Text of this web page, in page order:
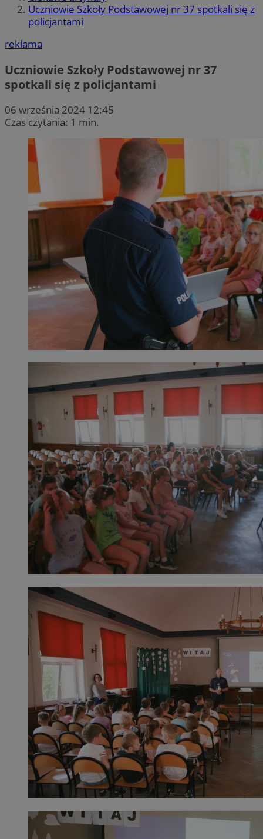
Uczniowie Szkoły Podstawowej nr 37 spotkali się z
policjantami
reklama
Uczniowie Szkoły Podstawowej nr 37
spotkali się z policjantami
06 września 2024 12:45
Czas czytania: 1 min.